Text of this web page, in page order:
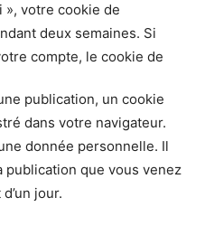
», votre cookie de
deux semaines. Si
compte, le cookie de
publication, un cookie
dans votre navigateur.
donnée personnelle. Il
publication que vous venez
jour.